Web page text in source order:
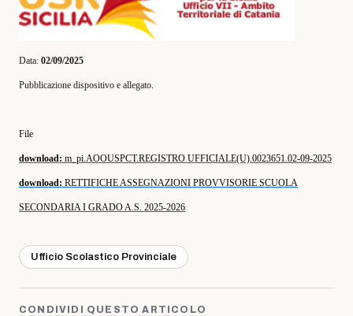
Data: 02/09/2025
Pubblicazione dispositivo e allegato.
File
download: m_pi.AOOUSPCT.REGISTRO UFFICIALE(U).0023651.02-09-2025
download: RETTIFICHE ASSEGNAZIONI PROVVISORIE SCUOLA
SECONDARIA I GRADO A.S. 2025-2026
Ufficio Scolastico Provinciale
CONDIVIDI QUESTO ARTICOLO